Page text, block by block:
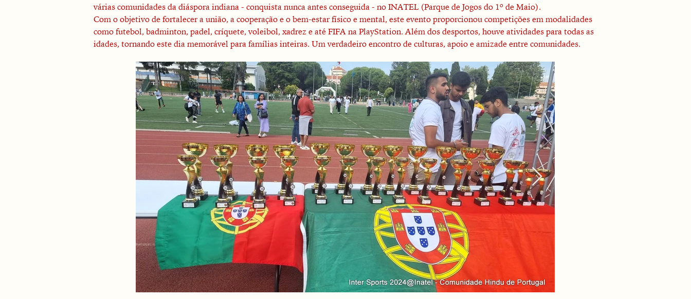
várias comunidades da diáspora indiana - conquista nunca antes conseguida - no INATEL (Parque de Jogos do 1º de Maio).
Com o objetivo de fortalecer a união, a cooperação e o bem-estar físico e mental, este evento proporcionou competições em modalidades
como futebol, badminton, padel, críquete, voleibol, xadrez e até FIFA na PlayStation. Além dos desportos, houve atividades para todas as
idades, tornando este dia memorável para famílias inteiras. Um verdadeiro encontro de culturas, apoio e amizade entre comunidades.